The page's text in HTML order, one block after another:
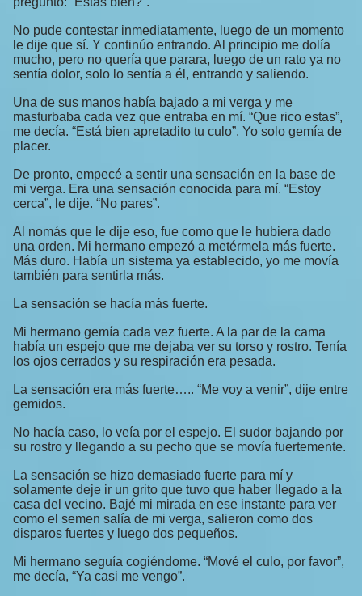
No pude contestar inmediatamente, luego de un momento
le dije que sí. Y continúo entrando. Al principio me dolía
mucho, pero no quería que parara, luego de un rato ya no
sentía dolor, solo lo sentía a él, entrando y saliendo.
Una de sus manos había bajado a mi verga y me
masturbaba cada vez que entraba en mí. “Que rico estas”,
me decía. “Está bien apretadito tu culo”. Yo solo gemía de
placer.
De pronto, empecé a sentir una sensación en la base de
mi verga. Era una sensación conocida para mí. “Estoy
cerca”, le dije. “No pares”.
Al nomás que le dije eso, fue como que le hubiera dado
una orden. Mi hermano empezó a metérmela más fuerte.
Más duro. Había un sistema ya establecido, yo me movía
también para sentirla más.
La sensación se hacía más fuerte.
Mi hermano gemía cada vez fuerte. A la par de la cama
había un espejo que me dejaba ver su torso y rostro. Tenía
los ojos cerrados y su respiración era pesada.
La sensación era más fuerte….. “Me voy a venir”, dije entre
gemidos.
No hacía caso, lo veía por el espejo. El sudor bajando por
su rostro y llegando a su pecho que se movía fuertemente.
La sensación se hizo demasiado fuerte para mí y
solamente deje ir un grito que tuvo que haber llegado a la
casa del vecino. Bajé mi mirada en ese instante para ver
como el semen salía de mi verga, salieron como dos
disparos fuertes y luego dos pequeños.
Mi hermano seguía cogiéndome. “Mové el culo, por favor”,
me decía, “Ya casi me vengo”.